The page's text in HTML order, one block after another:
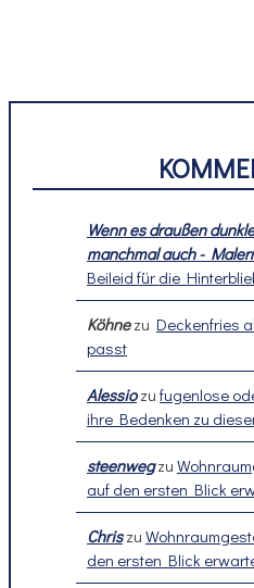
Wenn es draußen
manchmal auch -
Beileid für die
Köhnezu Deckenfries
passt
Alessiozu fugenlose
ihre Bedenken zu
steenwegzu
auf den ersten Blick
Chriszu
den ersten Blick